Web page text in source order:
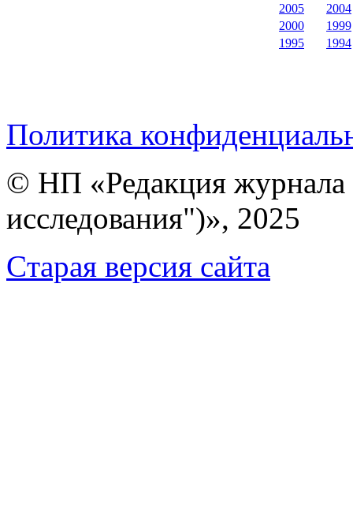
2005
2004
2000
1999
1995
1994
Политика
© НП «Редакция
исследования")», 2025
Cтарая версия сайта